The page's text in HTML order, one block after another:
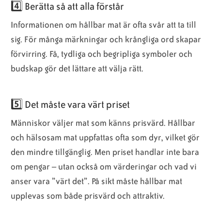
4️⃣ Berätta så att alla förstår
Informationen om hållbar mat är ofta svår att ta till
sig. För många märkningar och krångliga ord skapar
förvirring. Få, tydliga och begripliga symboler och
budskap gör det lättare att välja rätt.
5️⃣ Det måste vara värt priset
Människor väljer mat som känns prisvärd. Hållbar
och hälsosam mat uppfattas ofta som dyr, vilket gör
den mindre tillgänglig. Men priset handlar inte bara
om pengar – utan också om värderingar och vad vi
anser vara ”värt det”. På sikt måste hållbar mat
upplevas som både prisvärd och attraktiv.